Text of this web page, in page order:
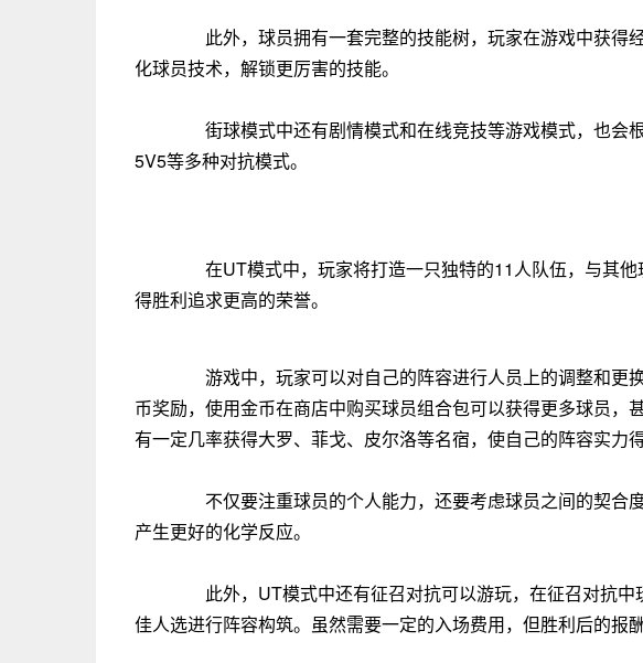
此外，球员拥有一套完整的技能树，玩家在游戏中获得
化球员技术，解锁更厉害的技能。
街球模式中还有剧情模式和在线竞技等游戏模式，也会
5V5等多种对抗模式。
在UT模式中，玩家将打造一只独特的11人队伍，与其他
得胜利追求更高的荣誉。
游戏中，玩家可以对自己的阵容进行人员上的调整和更
币奖励，使用金币在商店中购买球员组合包可以获得更多球员，
有一定几率获得大罗、菲戈、皮尔洛等名宿，使自己的阵容实力
不仅要注重球员的个人能力，还要考虑球员之间的契合
产生更好的化学反应。
此外，UT模式中还有征召对抗可以游玩，在征召对抗中
佳人选进行阵容构筑。虽然需要一定的入场费用，但胜利后的报